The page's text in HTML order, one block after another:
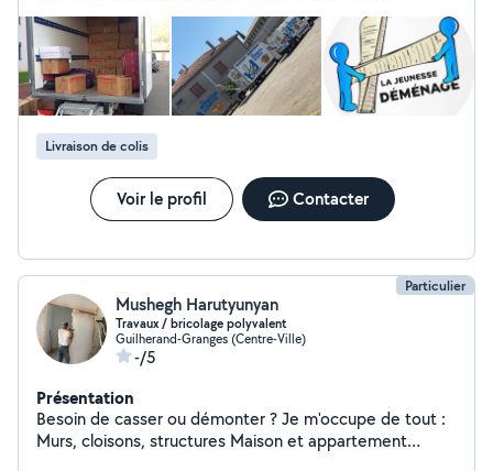
Livraison de colis
Voir le profil Contacter
Particulier
Mushegh Harutyunyan
Travaux / bricolage polyvalent
Guilherand-Granges (Centre-Ville)
-/5
Présentation
Besoin de casser ou démonter ? Je m'occupe de tout :
Murs, cloisons, structures Maison et appartement